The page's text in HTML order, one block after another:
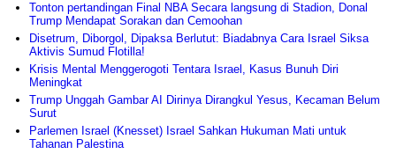
Tonton pertandingan Final NBA Secara langsung di Stadion, Donal
Trump Mendapat Sorakan dan Cemoohan
Disetrum, Diborgol, Dipaksa Berlutut: Biadabnya Cara Israel Siksa
Aktivis Sumud Flotilla!
Krisis Mental Menggerogoti Tentara Israel, Kasus Bunuh Diri
Meningkat
Trump Unggah Gambar AI Dirinya Dirangkul Yesus, Kecaman Belum
Surut
Parlemen Israel (Knesset) Israel Sahkan Hukuman Mati untuk
Tahanan Palestina